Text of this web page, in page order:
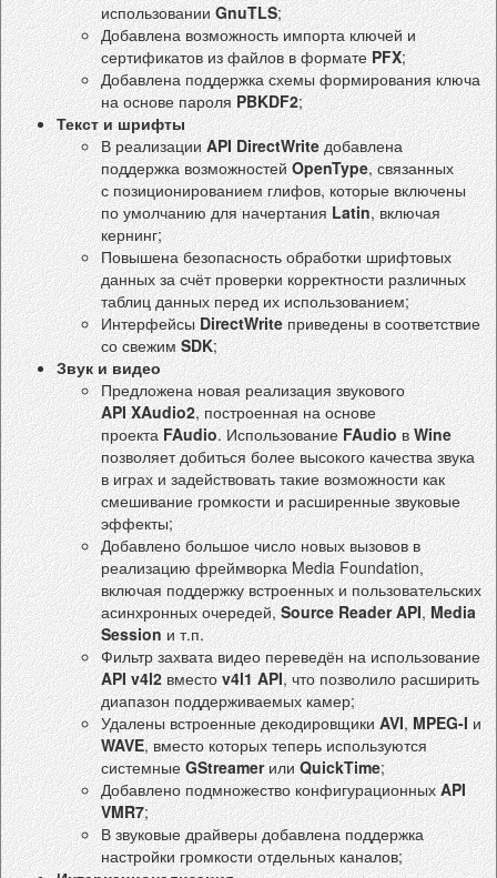
использованииGnuTLS;
Добавлена возможность импорта ключей и
сертификатов из файлов в форматеPFX;
Добавлена поддержка схемы формирования ключа
на основе пароляPBKDF2;
Текст и шрифты
В реализацииAPI DirectWriteдобавлена
поддержка возможностейOpenType, связанных
с позиционированием глифов, которые включены
по умолчанию для начертанияLatin, включая
кернинг;
Повышена безопасность обработки шрифтовых
данных за счёт проверки корректности различных
таблиц данных перед их использованием;
ИнтерфейсыDirectWriteприведены в соответствие
со свежимSDK;
Звук и видео
Предложена новая реализация звукового
API XAudio2, построенная на основе
проектаFAudio. ИспользованиеFAudioвWine
позволяет добиться более высокого качества звука
в играх и задействовать такие возможности как
смешивание громкости и расширенные звуковые
эффекты;
Добавлено большое число новых вызовов в
реализацию фреймворка Media Foundation,
включая поддержку встроенных и пользовательских
асинхронных очередей,Source Reader API,Media
Sessionи т.п.
Фильтр захвата видео переведён на использование
API v4l2вместоv4l1 API, что позволило расширить
диапазон поддерживаемых камер;
Удалены встроенные декодировщикиAVI,MPEG-Iи
WAVE, вместо которых теперь используются
системныеGStreamerилиQuickTime;
Добавлено подмножество конфигурационныхAPI
VMR7;
В звуковые драйверы добавлена поддержка
настройки громкости отдельных каналов;